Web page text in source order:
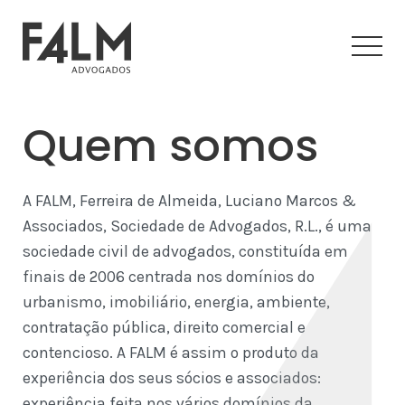
Quem somos
A FALM, Ferreira de Almeida, Luciano Marcos &
Associados, Sociedade de Advogados, R.L., é uma
sociedade civil de advogados, constituída em
finais de 2006 centrada nos domínios do
urbanismo, imobiliário, energia, ambiente,
contratação pública, direito comercial e
contencioso. A FALM é assim o produto da
experiência dos seus sócios e associados: